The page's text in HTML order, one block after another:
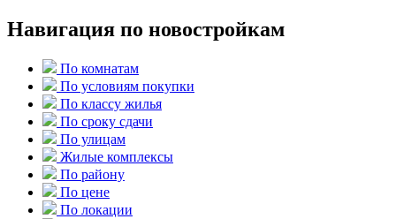
Навигация по новостройкам
По комнатам
По условиям покупки
По классу жилья
По сроку сдачи
По улицам
Жилые комплексы
По району
По цене
По локации